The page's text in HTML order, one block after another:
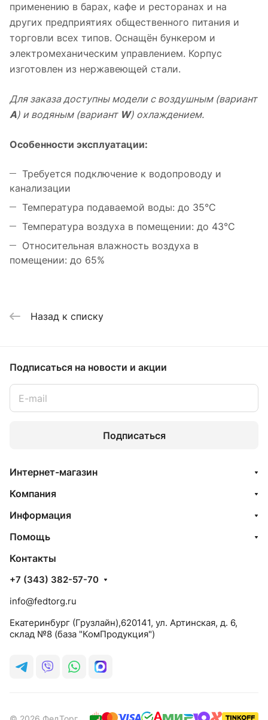
применению в барах, кафе и ресторанах и на
других предприятиях общественного питания и
торговли всех типов. Оснащён бункером и
электромеханическим управлением. Корпус
изготовлен из нержавеющей стали.
Для заказа доступны модели с воздушным (вариант
А) и водяным (вариант W) охлаждением.
Особенности эксплуатации:
Требуется подключение к водопроводу и
канализации
Температура подаваемой воды: до 35°С
Температура воздуха в помещении: до 43°С
Относительная влажность воздуха в
помещении: до 65%
Назад к списку
Подписаться на новости и акции
Подписаться
Интернет-магазин
Компания
Информация
Помощь
Контакты
+7 (343) 382-57-70
info@fedtorg.ru
Екатеринбург (Грузлайн),620141, ул. Артинская, д. 6,
склад №8 (база "КомПродукция")